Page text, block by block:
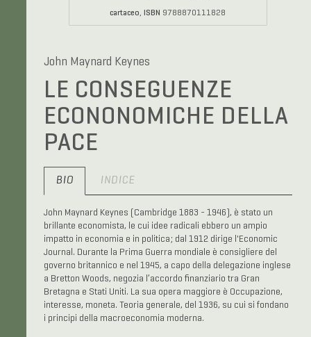
cartaceo,ISBN 9788870111828
John Maynard Keynes
LE CONSEGUENZE
ECONONOMICHE DELLA
PACE
BIO INDICE
John Maynard Keynes (Cambridge 1883 - 1946), è stato un
brillante economista, le cui idee radicali ebbero un ampio
impatto in economia e in politica; dal 1912 dirige l'Economic
Journal. Durante la Prima Guerra mondiale è consigliere del
governo britannico e nel 1945, a capo della delegazione inglese
a Bretton Woods, negozia l’accordo finanziario tra Gran
Bretagna e Stati Uniti. La sua opera maggiore è Occupazione,
interesse, moneta. Teoria generale, del 1936, su cui si fondano
i principi della macroeconomia moderna.